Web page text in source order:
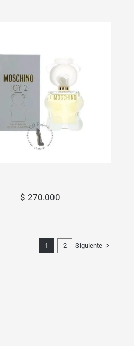
Toy 2
$ 270.000
1 2 Siguiente